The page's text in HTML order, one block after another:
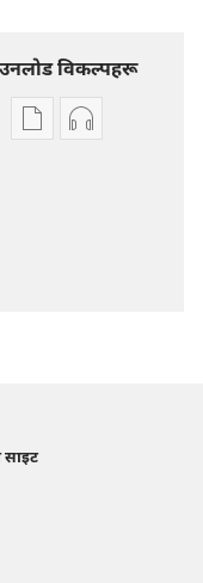
विकल्पहरू
प्रकाशन अडियो
साइट